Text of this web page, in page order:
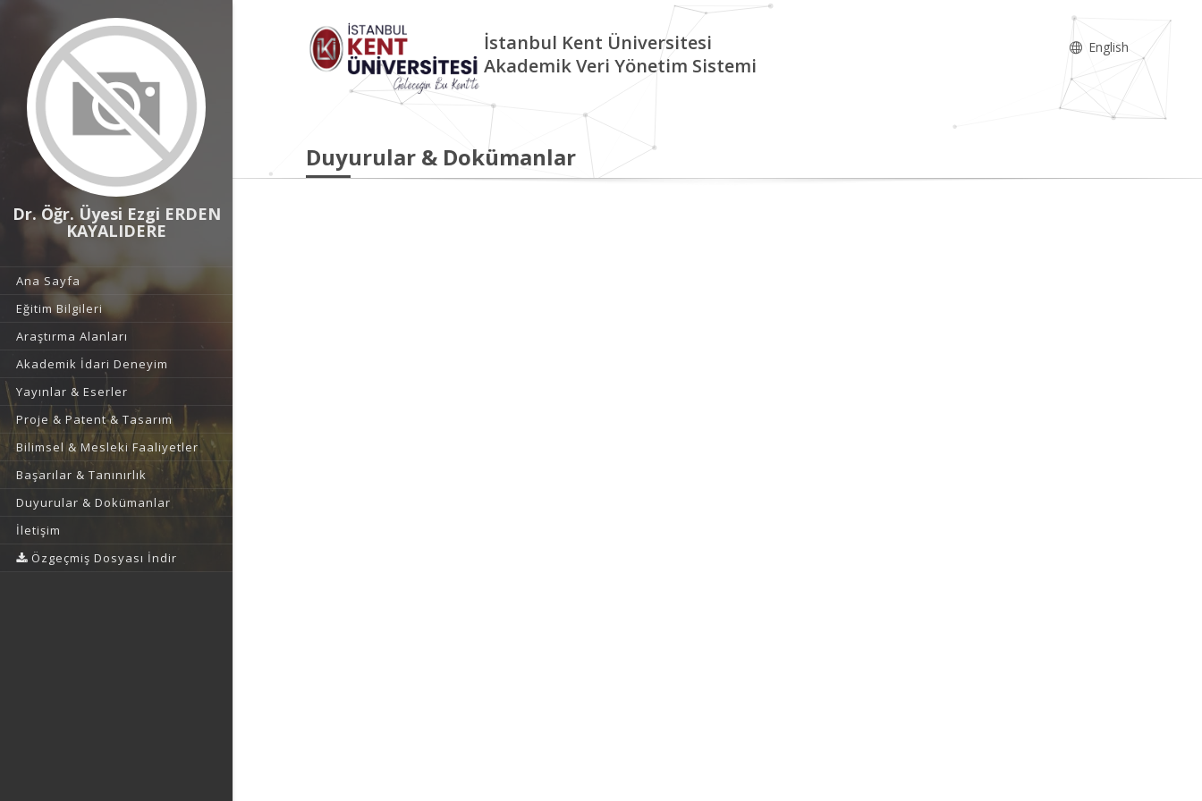
Dr. Öğr. Üyesi Ezgi ERDEN
KAYALIDERE
Ana Sayfa
Eğitim Bilgileri
Araştırma Alanları
Akademik İdari Deneyim
Yayınlar & Eserler
Proje & Patent & Tasarım
Bilimsel & Mesleki Faaliyetler
Başarılar & Tanınırlık
Duyurular & Dokümanlar
İletişim
Özgeçmiş Dosyası İndir
İstanbul Kent Üniversitesi
Akademik Veri Yönetim Sistemi
English
Duyurular & Dokümanlar